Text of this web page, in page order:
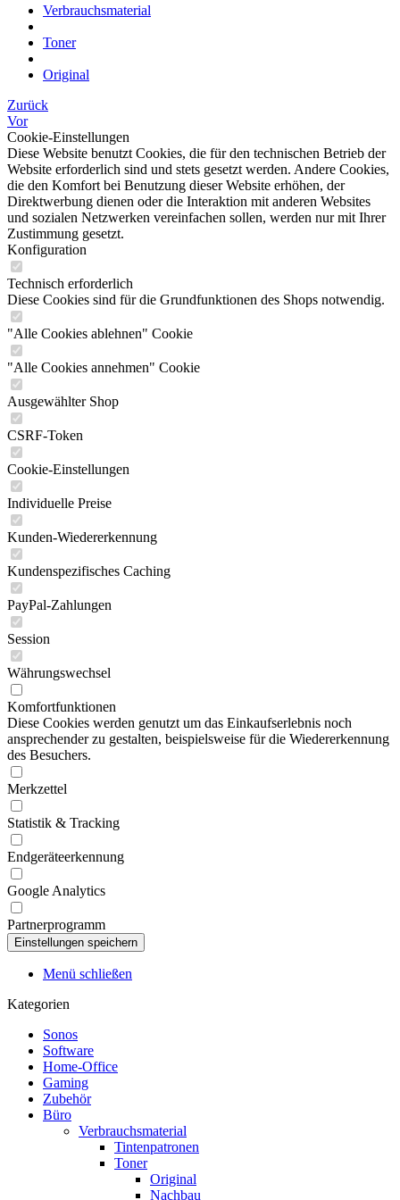
Verbrauchsmaterial
Toner
Original
Zurück
Vor
Cookie-Einstellungen
Diese Website benutzt Cookies, die für den technischen Betrieb der
Website erforderlich sind und stets gesetzt werden. Andere Cookies,
die den Komfort bei Benutzung dieser Website erhöhen, der
Direktwerbung dienen oder die Interaktion mit anderen Websites
und sozialen Netzwerken vereinfachen sollen, werden nur mit Ihrer
Zustimmung gesetzt.
Konfiguration
Technisch erforderlich
Diese Cookies sind für die Grundfunktionen des Shops notwendig.
"Alle Cookies ablehnen" Cookie
"Alle Cookies annehmen" Cookie
Ausgewählter Shop
CSRF-Token
Cookie-Einstellungen
Individuelle Preise
Kunden-Wiedererkennung
Kundenspezifisches Caching
PayPal-Zahlungen
Session
Währungswechsel
Komfortfunktionen
Diese Cookies werden genutzt um das Einkaufserlebnis noch
ansprechender zu gestalten, beispielsweise für die Wiedererkennung
des Besuchers.
Merkzettel
Statistik & Tracking
Endgeräteerkennung
Google Analytics
Partnerprogramm
Menü schließen
Kategorien
Sonos
Software
Home-Office
Gaming
Zubehör
Büro
Verbrauchsmaterial
Tintenpatronen
Toner
Original
Nachbau